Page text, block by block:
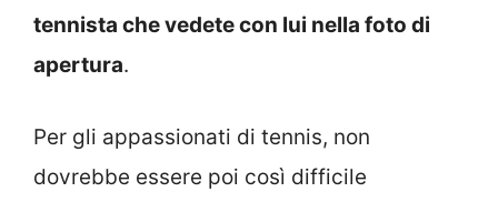
tennista che vedete con lui nella foto di
apertura.
Per gli appassionati di tennis, non
dovrebbe essere poi così difficile